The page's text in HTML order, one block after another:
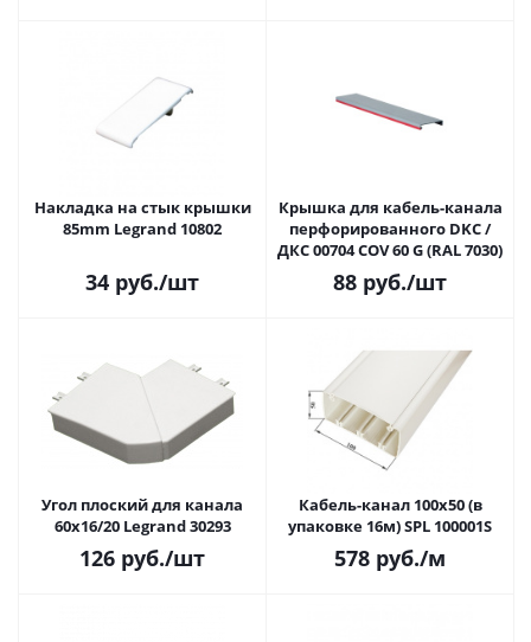
Накладка на стык крышки
85mm Legrand 10802
34 руб./шт
Крышка для кабель-канала
перфорированного DKC /
ДКС 00704 COV 60 G (RAL 7030)
88 руб./шт
Угол плоский для канала
60х16/20 Legrand 30293
126 руб./шт
Кабель-канал 100x50 (в
упаковке 16м) SPL 100001S
578 руб./м